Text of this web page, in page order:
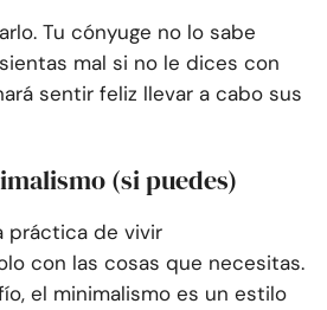
Tu cónyuge no lo sabe
mal si no le dices con
sentir feliz llevar a cabo sus
(si puedes)
práctica de vivir
con las cosas que necesitas.
el minimalismo es un estilo